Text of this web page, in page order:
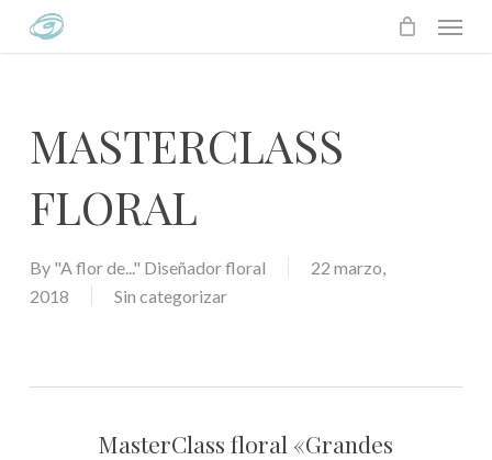
Menu
MASTERCLASS
FLORAL
By "A flor de..." Diseñador floral
22 marzo,
2018
Sin categorizar
MasterClass floral «Grandes